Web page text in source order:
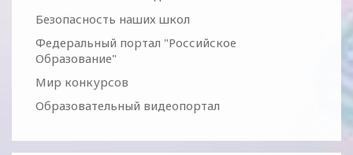
Безопасность наших школ
Федеральный портал "Российское
Образование"
Мир конкурсов
Образовательный видеопортал